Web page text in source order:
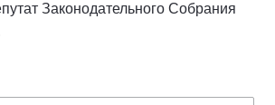
Законодательного Собрания